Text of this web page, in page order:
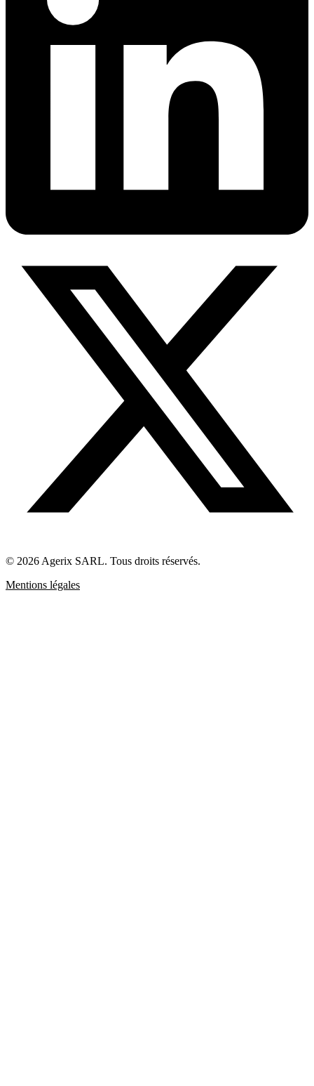
© 2026 Agerix SARL. Tous droits réservés.
Mentions légales